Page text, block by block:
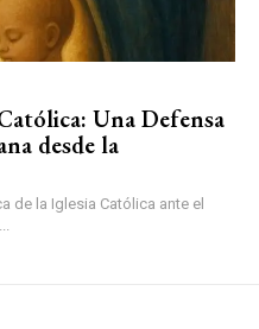
Una Defensa
desde la
de la Iglesia Católica ante el